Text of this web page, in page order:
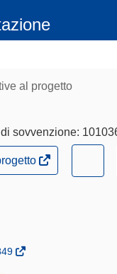
al progetto
di sovvenzione:
apre